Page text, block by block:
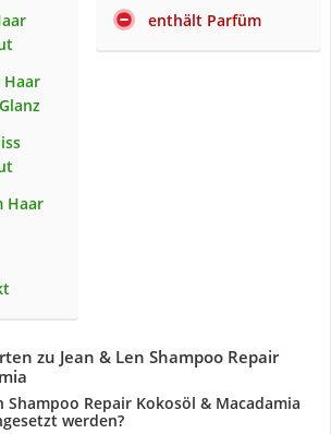
Haar
enthält Parfüm
zu Jean & Len Shampoo Repair
Shampoo Repair Kokosöl & Macadamia
werden?